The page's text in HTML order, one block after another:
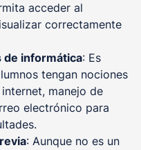
acceder al
correctamente
de informática: Es
tengan nociones
manejo de
electrónico para
: Aunque no es un